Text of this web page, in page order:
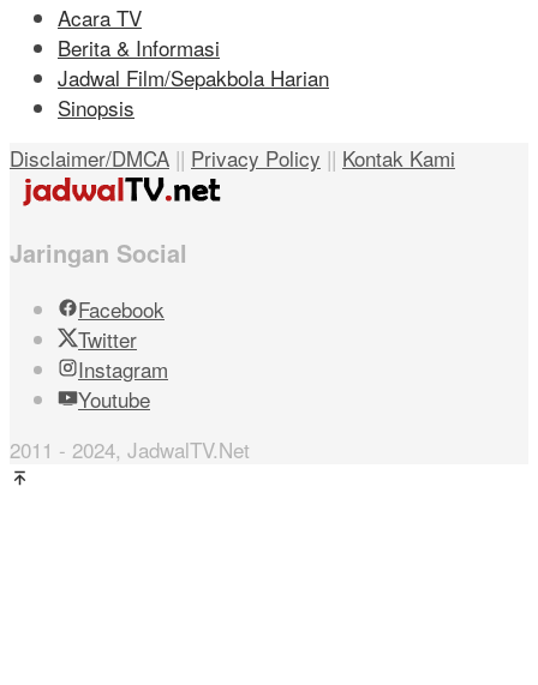
Acara TV
Berita & Informasi
Jadwal Film/Sepakbola Harian
Sinopsis
Disclaimer/DMCA || Privacy Policy || Kontak Kami
Jaringan Social
Facebook
Twitter
Instagram
Youtube
2011 - 2024, JadwalTV.Net